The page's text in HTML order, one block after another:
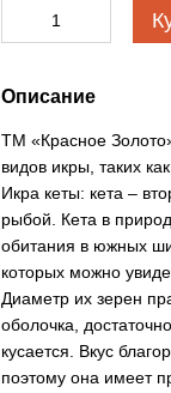
Описание
ТМ «Красное
видов икры, таких
Икра кеты: кета –
рыбой. Кета в
обитания в южных
которых можно
Диаметр их зерен
оболочка,
кусается. Вкус
поэтому она имеет